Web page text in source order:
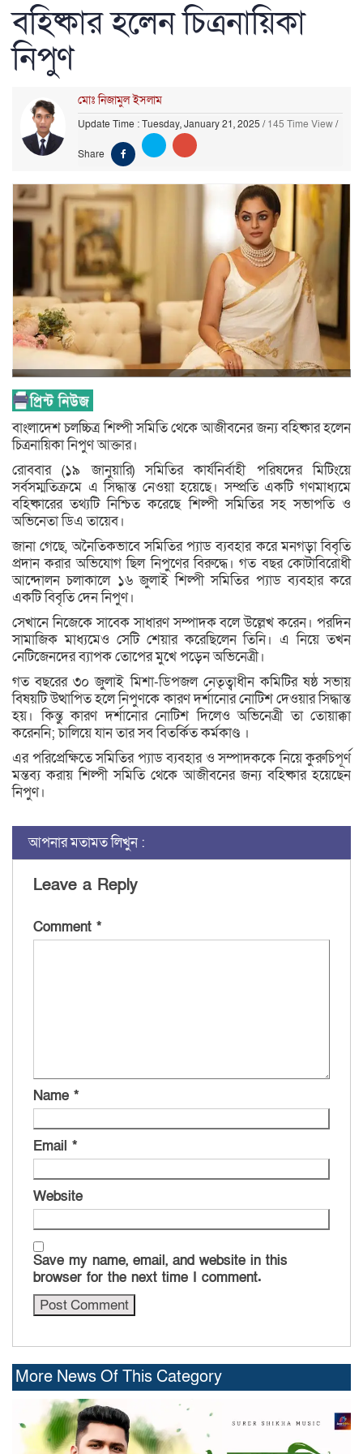
বহিষ্কার হলেন চিত্রনায়িকা
নিপুণ
মোঃ নিজামুল ইসলাম
Update Time : Tuesday, January 21, 2025 /145 Time View/
Share
বাংলাদেশ চলচ্চিত্র শিল্পী সমিতি থেকে আজীবনের জন্য বহিষ্কার হলেন
চিত্রনায়িকা নিপুণ আক্তার।
রোববার (১৯ জানুয়ারি) সমিতির কার্যনির্বাহী পরিষদের মিটিংয়ে
সর্বসম্মতিক্রমে এ সিদ্ধান্ত নেওয়া হয়েছে। সম্প্রতি একটি গণমাধ্যমে
বহিষ্কারের তথ্যটি নিশ্চিত করেছে শিল্পী সমিতির সহ সভাপতি ও
অভিনেতা ডিএ তায়েব।
জানা গেছে, অনৈতিকভাবে সমিতির প্যাড ব্যবহার করে মনগড়া বিবৃতি
প্রদান করার অভিযোগ ছিল নিপুণের বিরুদ্ধে। গত বছর কোটাবিরোধী
আন্দোলন চলাকালে ১৬ জুলাই শিল্পী সমিতির প্যাড ব্যবহার করে
একটি বিবৃতি দেন নিপুণ।
সেখানে নিজেকে সাবেক সাধারণ সম্পাদক বলে উল্লেখ করেন। পরদিন
সামাজিক মাধ্যমেও সেটি শেয়ার করেছিলেন তিনি। এ নিয়ে তখন
নেটিজেনদের ব্যাপক তোপের মুখে পড়েন অভিনেত্রী।
গত বছরের ৩০ জুলাই মিশা-ডিপজল নেতৃত্বাধীন কমিটির ষষ্ঠ সভায়
বিষয়টি উত্থাপিত হলে নিপুণকে কারণ দর্শানোর নোটিশ দেওয়ার সিদ্ধান্ত
হয়। কিন্তু কারণ দর্শানোর নোটিশ দিলেও অভিনেত্রী তা তোয়াক্কা
করেননি; চালিয়ে যান তার সব বিতর্কিত কর্মকাণ্ড ।
এর পরিপ্রেক্ষিতে সমিতির প্যাড ব্যবহার ও সম্পাদককে নিয়ে কুরুচিপূর্ণ
মন্তব্য করায় শিল্পী সমিতি থেকে আজীবনের জন্য বহিষ্কার হয়েছেন
নিপুণ।
আপনার মতামত লিখুন :
Leave a Reply
Comment *
Name *
Email *
Website
Save my name, email, and website in this
browser for the next time I comment.
More News Of This Category